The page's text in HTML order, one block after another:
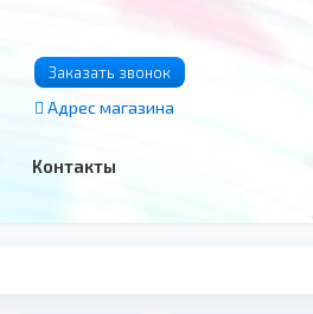
Заказать звонок
Адрес магазина
Контакты